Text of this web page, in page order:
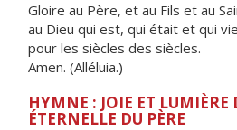
Gloire au Père, et au Fils et au
au Dieu qui est, qui était et qui
pour les siècles des siècles.
Amen. (Alléluia.)
HYMNE : JOIE ET LUMIÈRE
ÉTERNELLE DU PÈRE